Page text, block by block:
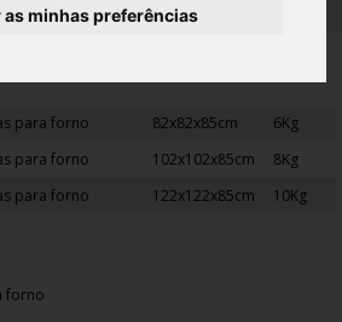
as minhas preferências
fornos/estrutura com rodas para
para forno 82x82x85cm
6Kg
para forno 102x102x85cm
8Kg
para forno 122x122x85cm 10Kg